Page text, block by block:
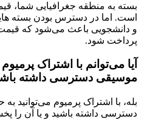
بسته به منطقه جغرافیایی شما،
است. اما در دسترس بودن بسته
و دانشجویی باعث می‌شود که
پرداخت شود.
آیا می‌توانم با اشتراک
موسیقی دسترسی داشته
بله، با اشتراک پرمیوم می‌توانید
دسترسی داشته باشید و یا آن را